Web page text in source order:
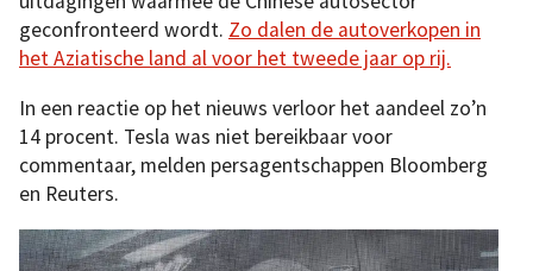
geconfronteerd wordt. Zo dalen de autoverkopen in
het Aziatische land al voor het tweede jaar op rij.
In een reactie op het nieuws verloor het aandeel zo’n
14 procent. Tesla was niet bereikbaar voor
commentaar, melden persagentschappen Bloomberg
en Reuters.